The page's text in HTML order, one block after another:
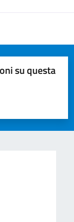
su questa